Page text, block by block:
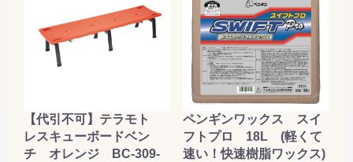
【代引不可】テラモト
レスキューボードベン
チ オレンジ BC-309-
ペンギンワックス スイ
フトプロ 18L (軽くて
速い！快速樹脂ワックス)